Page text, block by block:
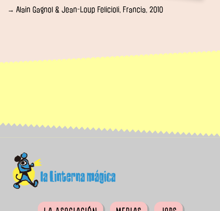
→ Alain Gagnol & Jean-Loup Felicioli, Francia, 2010